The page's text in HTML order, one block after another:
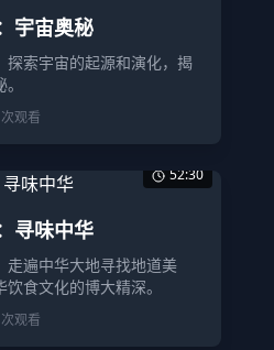
宇宙奥秘
探索宇宙的起源和演化，揭
次观看
52:30
寻味中华
走遍中华大地寻找地道美
食文化的博大精深。
次观看